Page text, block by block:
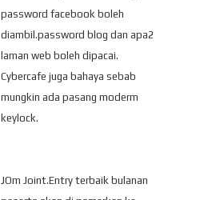
password facebook boleh
diambil.password blog dan apa2
laman web boleh dipacai.
Cybercafe juga bahaya sebab
mungkin ada pasang moderm
keylock.
JOm Joint.Entry terbaik bulanan